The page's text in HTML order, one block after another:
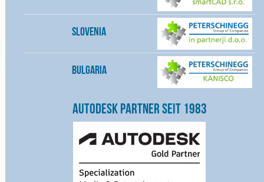
Slovenia
Bulgaria
Autodesk Partner seit 1983